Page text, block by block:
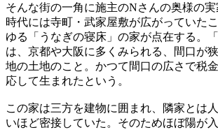
そんな街の一角に施主のNさんの奥様の
時代には寺町・武家屋敷が広がっていた
ゆる「うなぎの寝床」の家が点在する。
は、京都や大阪に多くみられる、間口が
地の土地のこと。かつて間口の広さで税
応して生まれたという。
この家は三方を建物に囲まれ、隣家とは
いほど密接していた。そのためほぼ陽が